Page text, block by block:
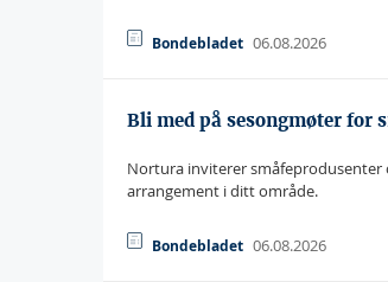
Bondebladet 06.08.2026
Bli med på sesongmøter for
Nortura inviterer småfeprodusenter
arrangement i ditt område.
Bondebladet 06.08.2026